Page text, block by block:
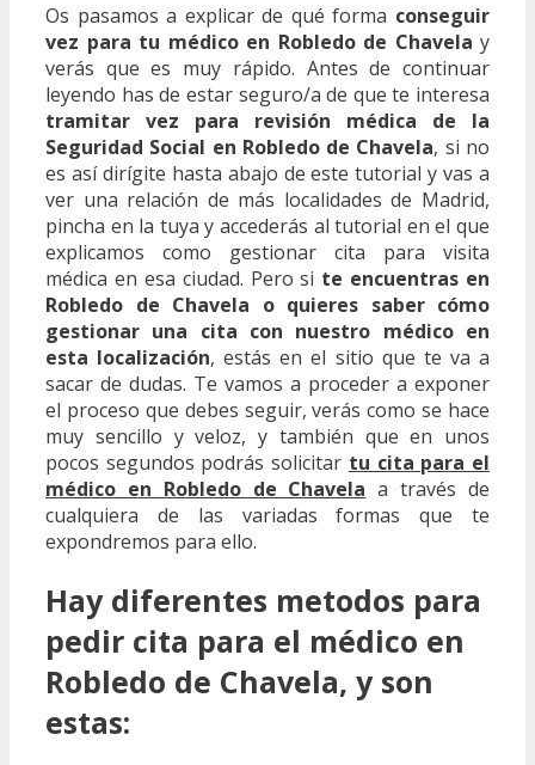
Os pasamos a explicar de qué forma conseguir
vez para tu médico en Robledo de Chavela y
verás que es muy rápido. Antes de continuar
leyendo has de estar seguro/a de que te interesa
tramitar vez para revisión médica de la
Seguridad Social en Robledo de Chavela, si no
es así dirígite hasta abajo de este tutorial y vas a
ver una relación de más localidades de Madrid,
pincha en la tuya y accederás al tutorial en el que
explicamos como gestionar cita para visita
médica en esa ciudad. Pero si te encuentras en
Robledo de Chavela o quieres saber cómo
gestionar una cita con nuestro médico en
esta localización, estás en el sitio que te va a
sacar de dudas. Te vamos a proceder a exponer
el proceso que debes seguir, verás como se hace
muy sencillo y veloz, y también que en unos
pocos segundos podrás solicitar tu cita para el
médico en Robledo de Chavela a través de
cualquiera de las variadas formas que te
expondremos para ello.
Hay diferentes metodos para
pedir cita para el médico en
Robledo de Chavela, y son
estas: